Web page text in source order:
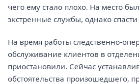
чего ему стало плохо. На место
экстренные службы, однако
На время работы следственно-
обслуживание клиентов в
приостановили. Сейчас
обстоятельства произошедшего,